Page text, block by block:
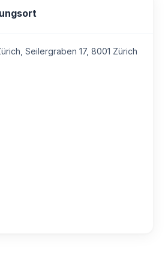
Seilergraben 17, 8001 Zürich